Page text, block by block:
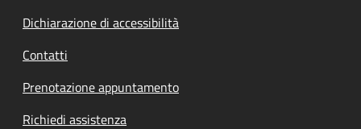
Dichiarazione di accessibilità
Contatti
Prenotazione appuntamento
Richiedi assistenza